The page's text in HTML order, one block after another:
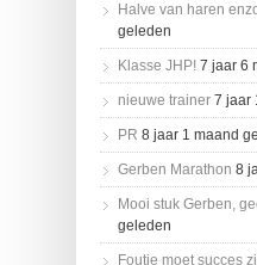
Halve van haren
geleden
Klasse JHP! 7 jaar 6
nieuwe trainer 7 jaar
PR 8 jaar 1 maand
Gerben Marathon 8
Mooi stuk Gerben,
geleden
Foutje moet succes